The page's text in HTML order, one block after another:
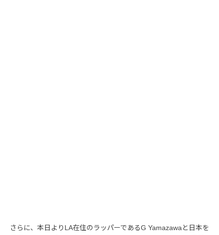
さらに、本日よりLA在住のラッパーであるG Yamazawaと日本を